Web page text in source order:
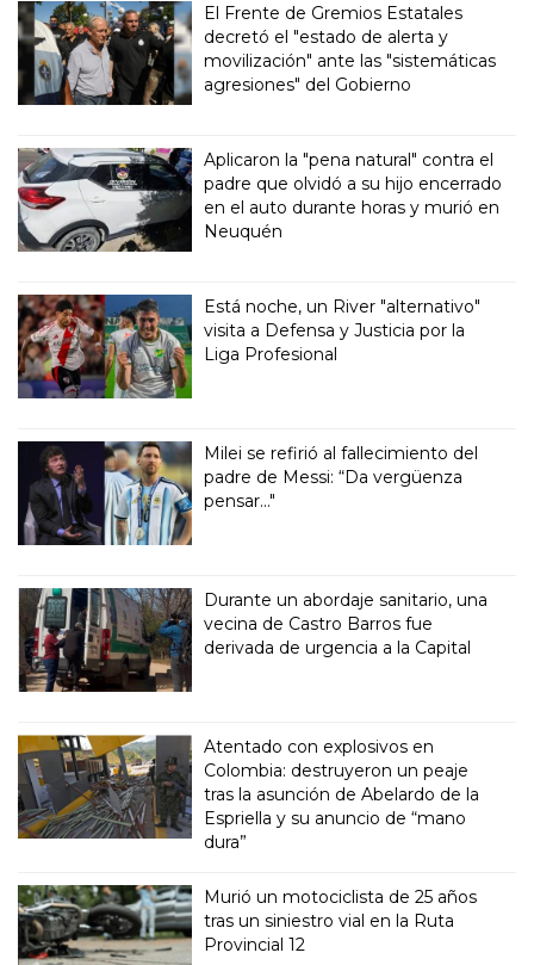
El Frente de Gremios Estatales
decretó el "estado de alerta y
movilización" ante las "sistemáticas
agresiones" del Gobierno
Aplicaron la "pena natural" contra el
padre que olvidó a su hijo encerrado
en el auto durante horas y murió en
Neuquén
Está noche, un River "alternativo"
visita a Defensa y Justicia por la
Liga Profesional
Milei se refirió al fallecimiento del
padre de Messi: “Da vergüenza
pensar..."
Durante un abordaje sanitario, una
vecina de Castro Barros fue
derivada de urgencia a la Capital
Atentado con explosivos en
Colombia: destruyeron un peaje
tras la asunción de Abelardo de la
Espriella y su anuncio de “mano
dura”
Murió un motociclista de 25 años
tras un siniestro vial en la Ruta
Provincial 12